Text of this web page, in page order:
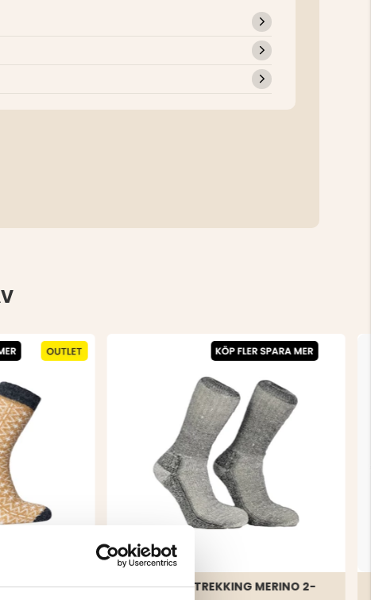
2-PACK -
ULLSOCKA TREKKING MERINO 2-